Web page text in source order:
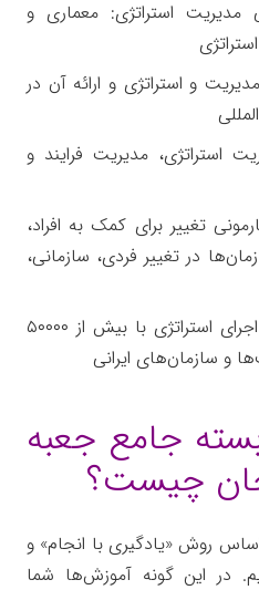
مدیریت استراتژی: معماری و
و استراتژی و ارائه آن در
استراتژی، مدیریت فرایند و
تغییر برای کمک به افراد،
در تغییر فردی، سازمانی،
مدرس و مربی تغییر و اجرای استراتژی با بیش از ۵۰۰۰۰
و سازمان‌های ایرانی
جامع جعبه
چیست؟
روش «یادگیری با انجام» و
در این گونه آموزش‌ها شما